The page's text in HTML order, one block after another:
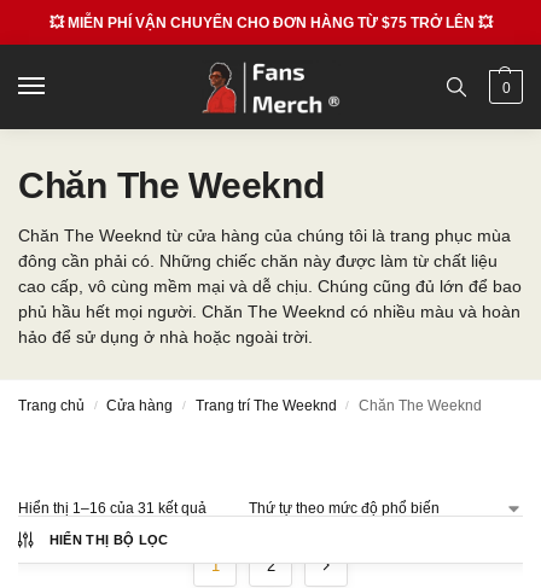
💥 MIỄN PHÍ VẬN CHUYỂN CHO ĐƠN HÀNG TỪ $75 TRỞ LÊN 💥
0
Chăn The Weeknd
Chăn The Weeknd từ cửa hàng của chúng tôi là trang phục mùa
đông cần phải có. Những chiếc chăn này được làm từ chất liệu
cao cấp, vô cùng mềm mại và dễ chịu. Chúng cũng đủ lớn để bao
phủ hầu hết mọi người. Chăn The Weeknd có nhiều màu và hoàn
hảo để sử dụng ở nhà hoặc ngoài trời.
Trang chủ / Cửa hàng / Trang trí The Weeknd / Chăn The Weeknd
HIỂN THỊ BỘ LỌC
Hiển thị 1–16 của 31 kết quả
1 2